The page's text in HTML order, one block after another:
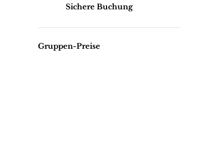
Sichere Buchung
Gruppen-Preise